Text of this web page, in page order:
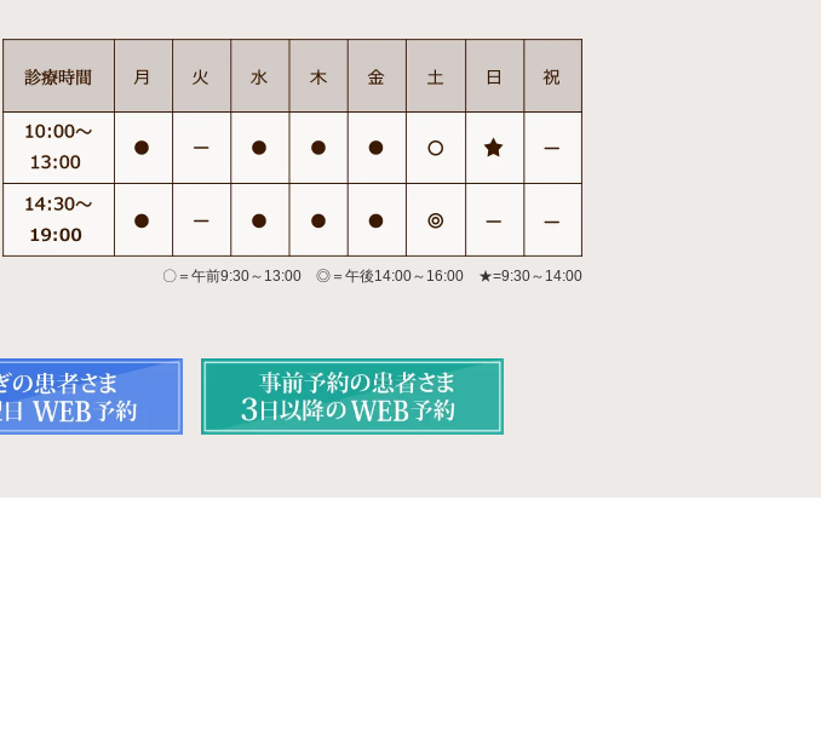
〇＝午前9:30～13:00 ◎＝午後14:00～16:00 ★=9:30～14:00